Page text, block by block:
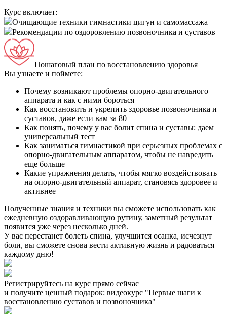
Курс включает:
Очищающие техники гимнастики цигун и самомассажа
Рекомендации по оздоровлению позвоночника и суставов
Пошаговый план по восстановлению здоровья
Вы узнаете и поймете:
Почему возникают проблемы опорно-двигательного
аппарата и как с ними бороться
Как восстановить и укрепить здоровье позвоночника и
суставов, даже если вам за 80
Как понять, почему у вас болит спина и суставы: даем
универсальный тест
Как заниматься гимнастикой при серьезных проблемах с
опорно-двигательным аппаратом, чтобы не навредить
еще больше
Какие упражнения делать, чтобы мягко воздействовать
на опорно-двигательный аппарат, становясь здоровее и
активнее
Полученные знания и техники вы сможете использовать как
ежедневную оздоравливающую рутину, заметный результат
появится уже через несколько дней.
У вас перестанет болеть спина, улучшится осанка, исчезнут
боли, вы сможете снова вести активную жизнь и радоваться
каждому дню!
Регистрируйтесь на курс прямо сейчас
и получите ценный подарок: видеокурс "Первые шаги к
восстановлению суставов и позвоночника"